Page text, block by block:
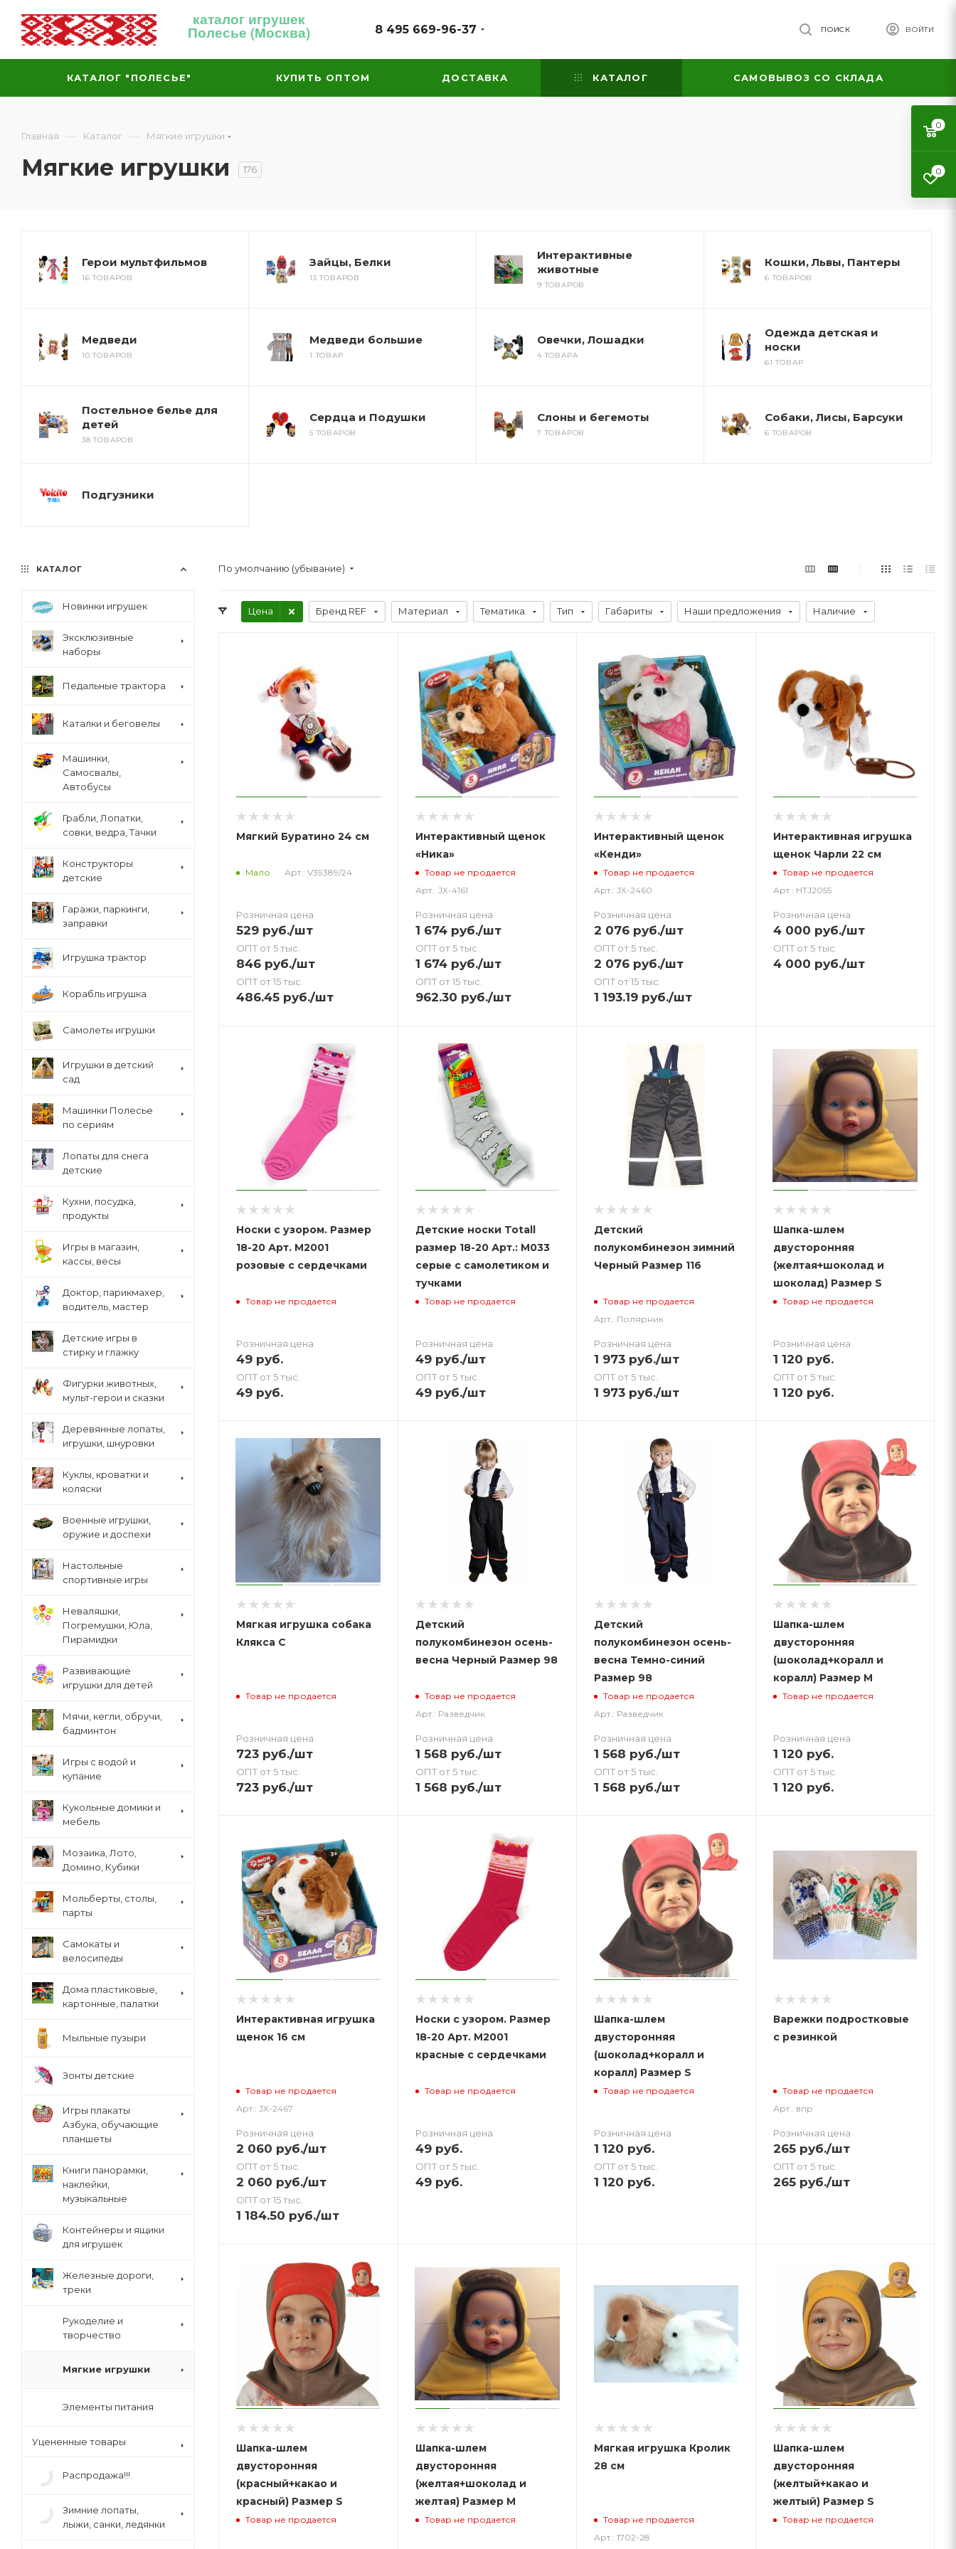
каталог игрушек
Полесье (Москва) 8 495 669-96-37 ВОЙТИ
ПОИСК
КАТАЛОГ "ПОЛЕСЬЕ" КУПИТЬ ОПТОМ ДОСТАВКА КАТАЛОГ САМОВЫВОЗ СО СКЛАДА
Главная — Каталог — Мягкие игрушки
Мягкие игрушки 176
Герои мультфильмов
16 ТОВАРОВ
Зайцы, Белки
13 ТОВАРОВ
Интерактивные
животные
9 ТОВАРОВ
Кошки, Львы, Пантеры
6 ТОВАРОВ
Медведи
10 ТОВАРОВ
Медведи большие
1 ТОВАР
Овечки, Лошадки
4 ТОВАРА
Одежда детская и
носки
61 ТОВАР
Постельное белье для
детей
38 ТОВАРОВ
Сердца и Подушки
5 ТОВАРОВ
Слоны и бегемоты
7 ТОВАРОВ
Собаки, Лисы, Барсуки
6 ТОВАРОВ
Подгузники
По умолчанию (убывание)
Цена Бренд REF Материал Тематика Тип Габариты Наши предложения Наличие
Мягкий Буратино 24 см
Мало Арт.: V39389/24
Розничная цена
529 руб./шт
ОПТ от 5 тыс.
846 руб./шт
ОПТ от 15 тыс.
486.45 руб./шт
Интерактивный щенок
«Ника»
Товар не продается
Арт.: JX-4161
Розничная цена
1 674руб./шт
ОПТ от 5 тыс.
1 674руб./шт
ОПТ от 15 тыс.
962.30 руб./шт
Интерактивный щенок
«Кенди»
Товар не продается
Арт.: JX-2460
Розничная цена
2 076 руб./шт
ОПТ от 5 тыс.
2 076 руб./шт
ОПТ от 15 тыс.
1 193.19 руб./шт
Интерактивная игрушка
щенок Чарли 22 см
Товар не продается
Арт.: HTJ2055
Розничная цена
4 000 руб./шт
ОПТ от 5 тыс.
4 000 руб./шт
Носки с узором. Размер
18-20 Арт. M2001
розовые с сердечками
Товар не продается
Розничная цена
49 руб.
ОПТ от 5 тыс.
49 руб.
Детские носки Totall
размер 18-20 Арт.: M033
серые с самолетиком и
тучками
Товар не продается
Розничная цена
49руб./шт
ОПТ от 5 тыс.
49руб./шт
Детский
полукомбинезон зимний
Черный Размер 116
Товар не продается
Арт.: Полярник
Розничная цена
1 973 руб./шт
ОПТ от 5 тыс.
1 973 руб./шт
Шапка-шлем
двусторонняя
(желтая+шоколад и
шоколад) Размер S
Товар не продается
Розничная цена
1 120 руб.
ОПТ от 5 тыс.
1 120 руб.
Мягкая игрушка собака
Клякса С
Товар не продается
Розничная цена
723 руб./шт
ОПТ от 5 тыс.
723 руб./шт
Детский
полукомбинезон осень-
весна Черный Размер 98
Товар не продается
Арт.: Разведчик
Розничная цена
1 568 руб./шт
ОПТ от 5 тыс.
1 568 руб./шт
Детский
полукомбинезон осень-
весна Темно-синий
Размер 98
Товар не продается
Арт.: Разведчик
Розничная цена
1 568 руб./шт
ОПТ от 5 тыс.
1 568 руб./шт
Шапка-шлем
двусторонняя
(шоколад+коралл и
коралл) Размер M
Товар не продается
Розничная цена
1 120 руб.
ОПТ от 5 тыс.
1 120 руб.
Интерактивная игрушка
щенок 16 см
Товар не продается
Арт.: JX-2467
Розничная цена
2 060 руб./шт
ОПТ от 5 тыс.
2 060 руб./шт
ОПТ от 15 тыс.
1 184.50 руб./шт
Носки с узором. Размер
18-20 Арт. M2001
красные с сердечками
Товар не продается
Розничная цена
49руб.
ОПТ от 5 тыс.
49руб.
Шапка-шлем
двусторонняя
(шоколад+коралл и
коралл) Размер S
Товар не продается
Розничная цена
1 120 руб.
ОПТ от 5 тыс.
1 120 руб.
Варежки подростковые
с резинкой
Товар не продается
Арт.: впр
Розничная цена
265руб./шт
ОПТ от 5 тыс.
265руб./шт
Шапка-шлем
двусторонняя
(красный+какао и
красный) Размер S
Товар не продается
Шапка-шлем
двусторонняя
(желтая+шоколад и
желтая) Размер M
Товар не продается
Мягкая игрушка Кролик
28 см
Товар не продается
Арт.: 1702-28
Шапка-шлем
двусторонняя
(желтый+какао и
желтый) Размер S
Товар не продается
КАТАЛОГ
Новинки игрушек
Эксклюзивные
наборы
Педальные трактора
Каталки и беговелы
Машинки,
Самосвалы,
Автобусы
Грабли, Лопатки,
совки, ведра, Тачки
Конструкторы
детские
Гаражи, паркинги,
заправки
Игрушка трактор
Корабль игрушка
Самолеты игрушки
Игрушки в детский
сад
Машинки Полесье
по сериям
Лопаты для снега
детские
Кухни, посудка,
продукты
Игры в магазин,
кассы, весы
Доктор, парикмахер,
водитель, мастер
Детские игры в
стирку и глажку
Фигурки животных,
мульт-герои и сказки
Деревянные лопаты,
игрушки, шнуровки
Куклы, кроватки и
коляски
Военные игрушки,
оружие и доспехи
Настольные
спортивные игры
Неваляшки,
Погремушки, Юла,
Пирамидки
Развивающие
игрушки для детей
Мячи, кегли, обручи,
бадминтон
Игры с водой и
купание
Кукольные домики и
мебель
Мозаика, Лото,
Домино, Кубики
Мольберты, столы,
парты
Cамокаты и
велосипеды
Дома пластиковые,
картонные, палатки
Мыльные пузыри
Зонты детские
Игры плакаты
Азбука, обучающие
планшеты
Книги панорамки,
наклейки,
музыкальные
Контейнеры и ящики
для игрушек
Железные дороги,
треки
Рукоделие и
творчество
Мягкие игрушки
Элементы питания
Уцененные товары
Распродажа!!!
Зимние лопаты,
лыжи, санки, ледянки
0
0